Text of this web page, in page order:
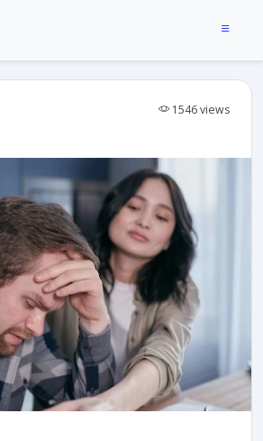
1546 views